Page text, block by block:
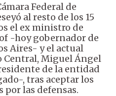
Federal de
al resto de los 15
el ex ministro de
-hoy gobernador de
Aires- y el actual
Central, Miguel Ángel
de la entidad
, tras aceptar los
por las defensas.